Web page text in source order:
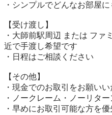
・シンプルでどんなお部屋
【受け渡し】
・大師前駅周辺 または ファ
近で手渡し希望です
・日程はご相談ください
【その他】
・現金でのお取引をお願い
・ノークレーム・ノーリタ
・早めにお取引可能な方を